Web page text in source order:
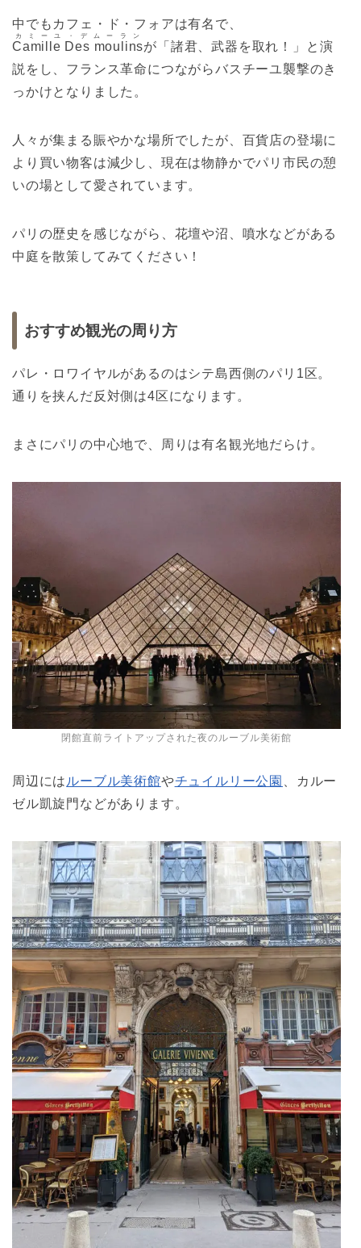
中でもカフェ・ド・フォアは有名で、
Camille Des moulins
カミーユ・デムーラン
が「諸君、武器を取れ！」と演
説をし、フランス革命につながらバスチーユ襲撃のき
っかけとなりました。
人々が集まる賑やかな場所でしたが、百貨店の登場に
より買い物客は減少し、現在は物静かでパリ市民の憩
いの場として愛されています。
パリの歴史を感じながら、花壇や沼、噴水などがある
中庭を散策してみてください！
おすすめ観光の周り方
パレ・ロワイヤルがあるのはシテ島西側のパリ1区。
通りを挟んだ反対側は4区になります。
まさにパリの中心地で、周りは有名観光地だらけ。
閉館直前ライトアップされた夜のルーブル美術館
周辺には ルーブル美術館やチュイルリー公園
、カルー
ゼル凱旋門などがあります。